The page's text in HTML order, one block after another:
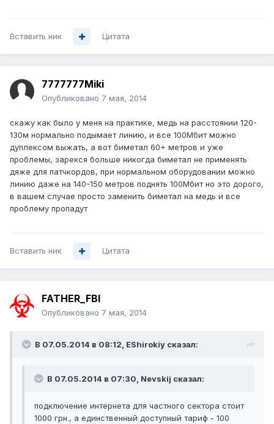
Вставить ник Цитата
7777777Miki
Опубликовано 7 мая, 2014
скажу как было у меня на практике, медь на расстоянии 120-
130м нормально подымает линию, и все 100Мбит можно
дуплексом выжать, а вот биметал 60+ метров и уже
проблемы, зарекся больше никогда биметал не применять
дяже для патчкордов, при нормальном оборудовании можно
линию даже на 140-150 метров поднять 100Мбит но это дорого,
в вашем случае просто заменить биметал на медь и все
проблему пропадут
Вставить ник Цитата
FATHER_FBI
Опубликовано 7 мая, 2014
В 07.05.2014 в 08:12, EShirokiy сказал:
В 07.05.2014 в 07:30, Nevskij сказал:
подключение интернета для частного сектора стоит
1000 грн., а единственный доступный тариф - 100